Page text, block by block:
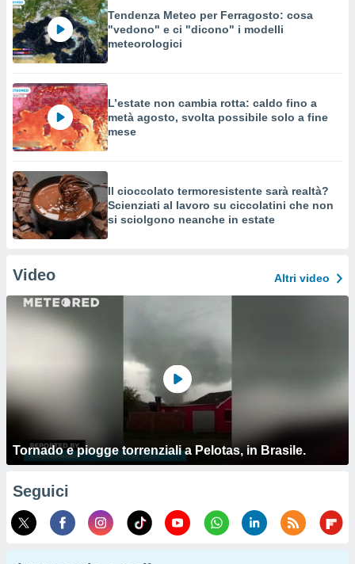
Tendenza Meteo per Ferragosto: cosa
"vedono" e ci "dicono" i modelli
meteorologici
L’estate non cambia rotta: caldo fino a
metà agosto, svolta possibile solo a fine
mese
Il cioccolato termoresistente sarà realtà?
Scienziati al lavoro su ciccolatini che non
si sciolgono neanche in estate
Video Altri video
Tornado e piogge torrenziali a Pelotas, in Brasile.
Seguici